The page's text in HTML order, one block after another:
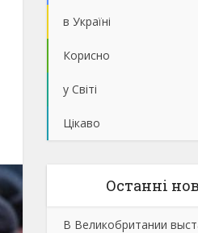
в Україні
Корисно
у Світі
Цікаво
Останнi
В Великобритании